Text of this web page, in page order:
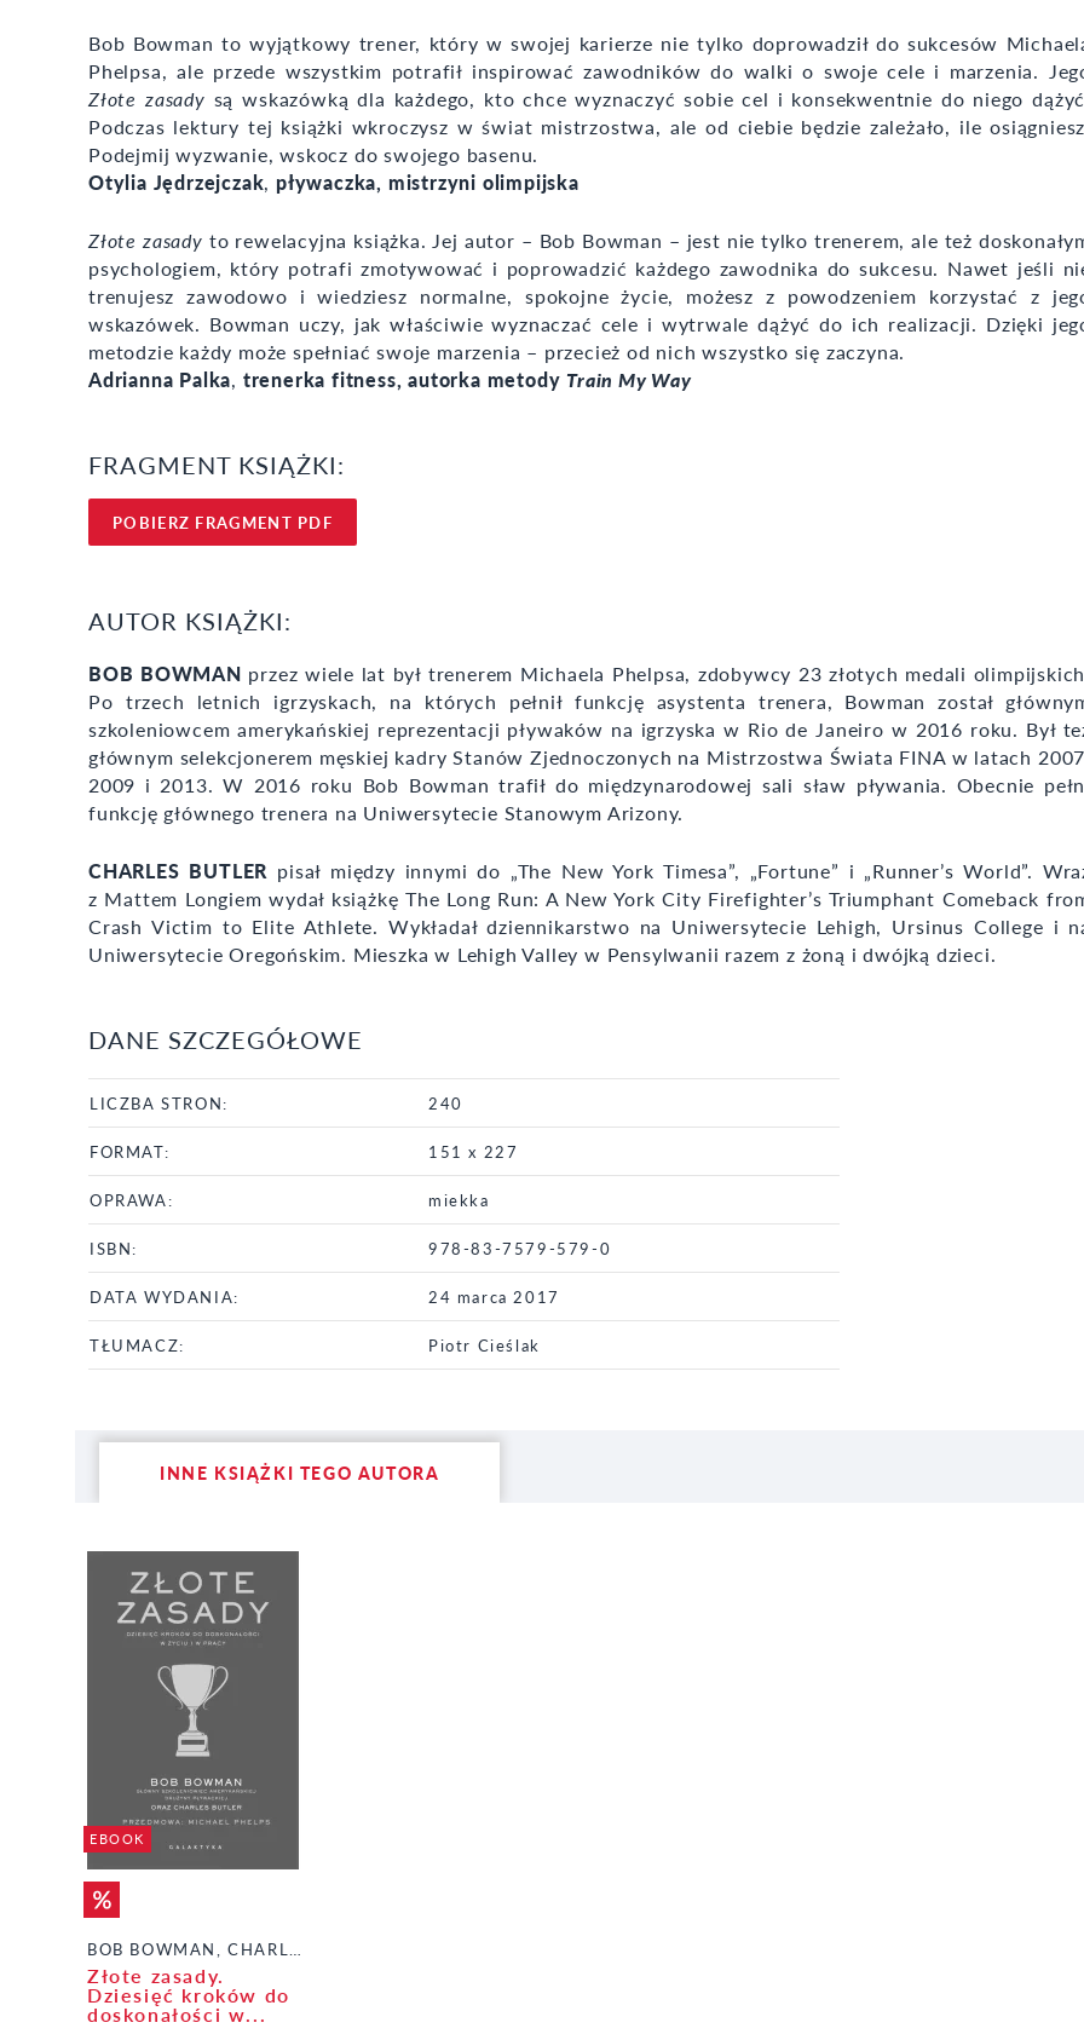
Bob Bowman to wyjątkowy trener, który w swojej karierze nie tylko doprowadził do sukcesów
Phelpsa, ale przede wszystkim potrafił inspirować zawodników do walki o swoje cele i marzenia.
Złote zasady są wskazówką dla każdego, kto chce wyznaczyć sobie cel i konsekwentnie do niego
Podczas lektury tej książki wkroczysz w świat mistrzostwa, ale od ciebie będzie zależało, ile
Podejmij wyzwanie, wskocz do swojego basenu.
Otylia Jędrzejczak, pływaczka, mistrzyni olimpijska
Złote zasady to rewelacyjna książka. Jej autor – Bob Bowman – jest nie tylko trenerem, ale też
psychologiem, który potrafi zmotywować i poprowadzić każdego zawodnika do sukcesu. Nawet jeśli
trenujesz zawodowo i wiedziesz normalne, spokojne życie, możesz z powodzeniem korzystać z
wskazówek. Bowman uczy, jak właściwie wyznaczać cele i wytrwale dążyć do ich realizacji. Dzięki
metodzie każdy może spełniać swoje marzenia – przecież od nich wszystko się zaczyna.
Adrianna Palka, trenerka fitness, autorka metody Train My Way
FRAGMENT KSIĄŻKI:
POBIERZ FRAGMENT PDF
AUTOR KSIĄŻKI:
BOB BOWMAN przez wiele lat był trenerem Michaela Phelpsa, zdobywcy 23 złotych medali
Po trzech letnich igrzyskach, na których pełnił funkcję asystenta trenera, Bowman został
szkoleniowcem amerykańskiej reprezentacji pływaków na igrzyska w Rio de Janeiro w 2016 roku. Był
głównym selekcjonerem męskiej kadry Stanów Zjednoczonych na Mistrzostwa Świata FINA w latach
2009 i 2013. W 2016 roku Bob Bowman trafił do międzynarodowej sali sław pływania. Obecnie
funkcję głównego trenera na Uniwersytecie Stanowym Arizony.
CHARLES BUTLER pisał między innymi do „The New York Timesa”, „Fortune” i „Runner’s World”.
z Mattem Longiem wydał książkę The Long Run: A New York City Firefighter’s Triumphant Comeback
Crash Victim to Elite Athlete. Wykładał dziennikarstwo na Uniwersytecie Lehigh, Ursinus College i
Uniwersytecie Oregońskim. Mieszka w Lehigh Valley w Pensylwanii razem z żoną i dwójką dzieci.
DANE SZCZEGÓŁOWE
LICZBA STRON: 240
FORMAT: 151 x 227
OPRAWA: miekka
ISBN: 978-83-7579-579-0
DATA WYDANIA: 24 marca 2017
TŁUMACZ: Piotr Cieślak
INNE KSIĄŻKI TEGO AUTORA
EBOOK
Złote zasady.
Dziesięć kroków do
doskonałości w...